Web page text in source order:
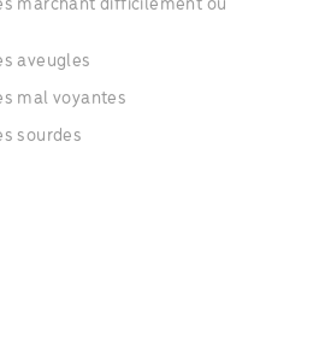
marchant difficilement ou
aveugles
mal voyantes
sourdes